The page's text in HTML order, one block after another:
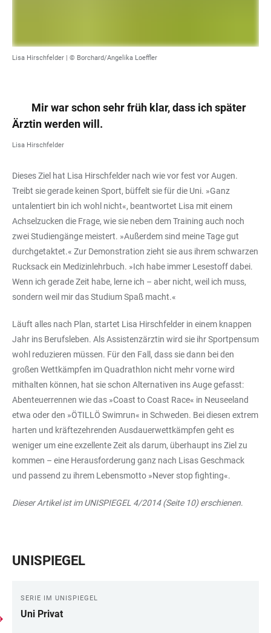
Lisa Hirschfelder | © Borchard/Angelika Loeffler
Mir war schon sehr früh klar, dass ich später
Ärztin werden will.
Lisa Hirschfelder
Dieses Ziel hat Lisa Hirschfelder nach wie vor fest vor Augen.
Treibt sie gerade keinen Sport, büffelt sie für die Uni. »Ganz
untalentiert bin ich wohl nicht«, beantwortet Lisa mit einem
Achselzucken die Frage, wie sie neben dem Training auch noch
zwei Studiengänge meistert. »Außerdem sind meine Tage gut
durchgetaktet.« Zur Demonstration zieht sie aus ihrem schwarzen
Rucksack ein Medizinlehrbuch. »Ich habe immer Lesestoff dabei.
Wenn ich gerade Zeit habe, lerne ich – aber nicht, weil ich muss,
sondern weil mir das Studium Spaß macht.«
Läuft alles nach Plan, startet Lisa Hirschfelder in einem knappen
Jahr ins Berufsleben. Als Assistenzärztin wird sie ihr Sportpensum
wohl reduzieren müssen. Für den Fall, dass sie dann bei den
großen Wettkämpfen im Quadrathlon nicht mehr vorne wird
mithalten können, hat sie schon Alternativen ins Auge gefasst:
Abenteuerrennen wie das »Coast to Coast Race« in Neuseeland
etwa oder den »ÖTILLÖ Swimrun« in Schweden. Bei diesen extrem
harten und kräftezehrenden Ausdauerwettkämpfen geht es
weniger um eine exzellente Zeit als darum, überhaupt ins Ziel zu
kommen – eine Herausforderung ganz nach Lisas Geschmack
und passend zu ihrem Lebensmotto »Never stop fighting«.
Dieser Artikel ist im UNISPIEGEL 4/2014 (Seite 10) erschienen.
UNISPIEGEL
SERIE IM UNISPIEGEL
Uni Privat